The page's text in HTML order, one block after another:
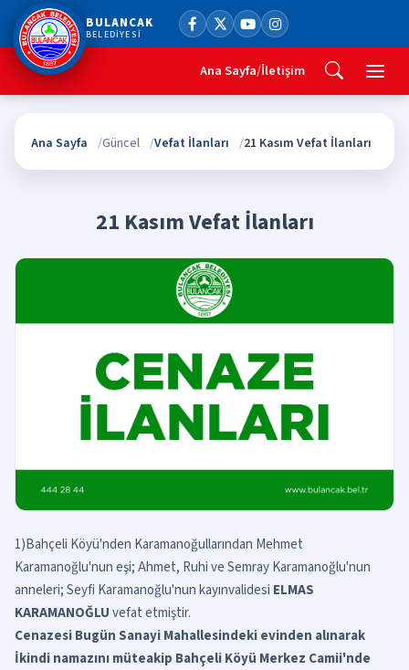
BULANCAK
BELEDİYESİ
Ana Sayfa/İletişim
Ana Sayfa Güncel Vefat İlanları 21 Kasım Vefat İlanları
21 Kasım Vefat İlanları
1)Bahçeli Köyü'nden Karamanoğullarından Mehmet
Karamanoğlu'nun eşi; Ahmet, Ruhi ve Semray Karamanoğlu'nun
anneleri; Seyfi Karamanoğlu'nun kayınvalidesi ELMAS
KARAMANOĞLUvefat etmiştir.
Cenazesi Bugün Sanayi Mahallesindeki evinden alınarak
İkindi namazını müteakip Bahçeli Köyü Merkez Camii'nde